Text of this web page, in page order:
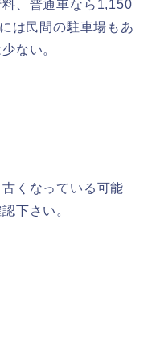
、普通車なら1,150
は民間の駐車場もあ
ない。
くなっている可能
下さい。